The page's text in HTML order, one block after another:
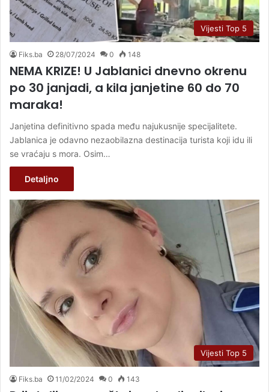
Vijesti Top 5
Fiks.ba 28/07/2024 0 148
NEMA KRIZE! U Jablanici dnevno okrenu
po 30 janjadi, a kila janjetine 60 do 70
maraka!
Janjetina definitivno spada među najukusnije specijalitete.
Jablanica je odavno nezaobilazna destinacija turista koji idu ili
se vraćaju s mora. Osim…
Detaljno
Vijesti Top 5
Fiks.ba 11/02/2024 0 143